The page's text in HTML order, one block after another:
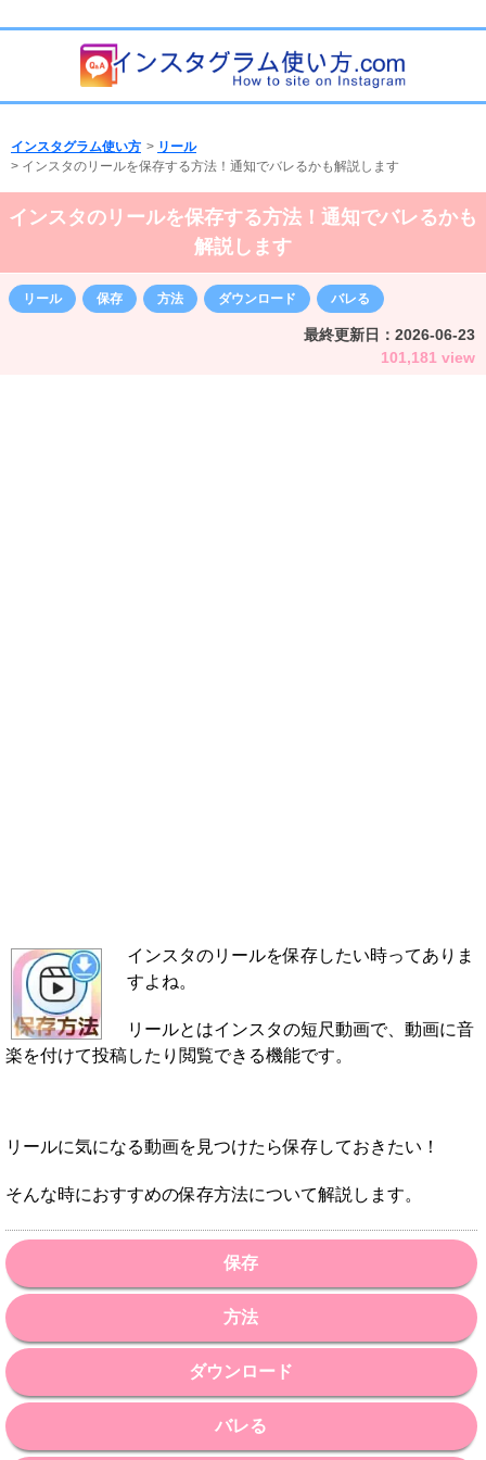
インスタグラム使い方 > リール
> インスタのリールを保存する方法！通知でバレるかも解説します
インスタのリールを保存する方法！通知でバレるかも
解説します
リール 保存 方法 ダウンロード バレる
最終更新日： 2026-06-23
101,181 view
インスタのリールを保存したい時ってありま
すよね。
リールとはインスタの短尺動画で、動画に音
楽を付けて投稿したり閲覧できる機能です。
リールに気になる動画を見つけたら保存しておきたい！
そんな時におすすめの保存方法について解説します。
保存
方法
ダウンロード
バレる